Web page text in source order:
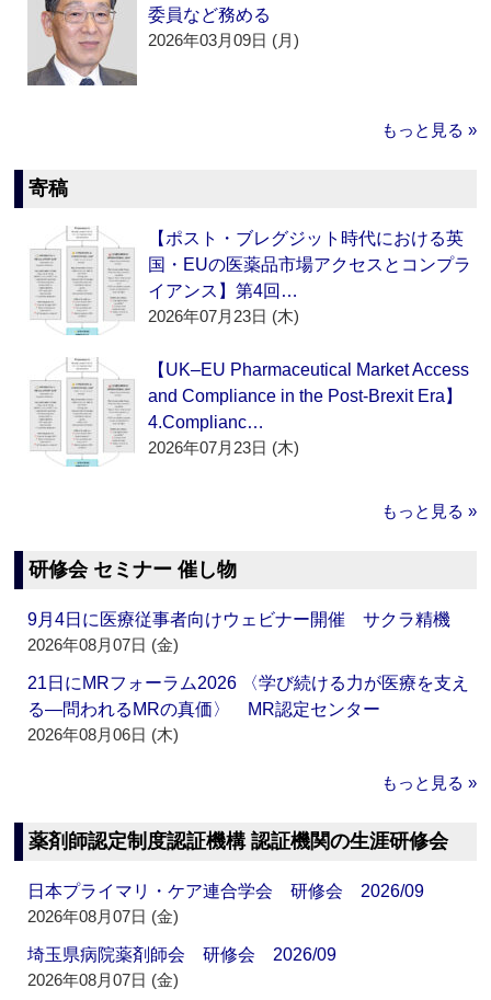
委員など務める
2026年03月09日 (月)
もっと見る »
寄稿
【ポスト・ブレグジット時代における英
国・EUの医薬品市場アクセスとコンプラ
イアンス】第4回…
2026年07月23日 (木)
【UK–EU Pharmaceutical Market Access
and Compliance in the Post-Brexit Era】
4.Complianc…
2026年07月23日 (木)
もっと見る »
研修会 セミナー 催し物
9月4日に医療従事者向けウェビナー開催 サクラ精機
2026年08月07日 (金)
21日にMRフォーラム2026 〈学び続ける力が医療を支え
る―問われるMRの真価〉 MR認定センター
2026年08月06日 (木)
もっと見る »
薬剤師認定制度認証機構 認証機関の生涯研修会
日本プライマリ・ケア連合学会 研修会 2026/09
2026年08月07日 (金)
埼玉県病院薬剤師会 研修会 2026/09
2026年08月07日 (金)